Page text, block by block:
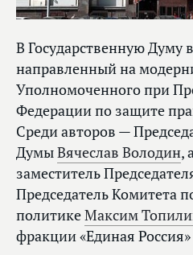
В Государственную Думу
направленный на
Уполномоченного при
Федерации по защите
Среди авторов —
ДумыВячеслав Володин,
заместитель
Председатель Комитета
политикеМаксим
фракции «Единая Россия»